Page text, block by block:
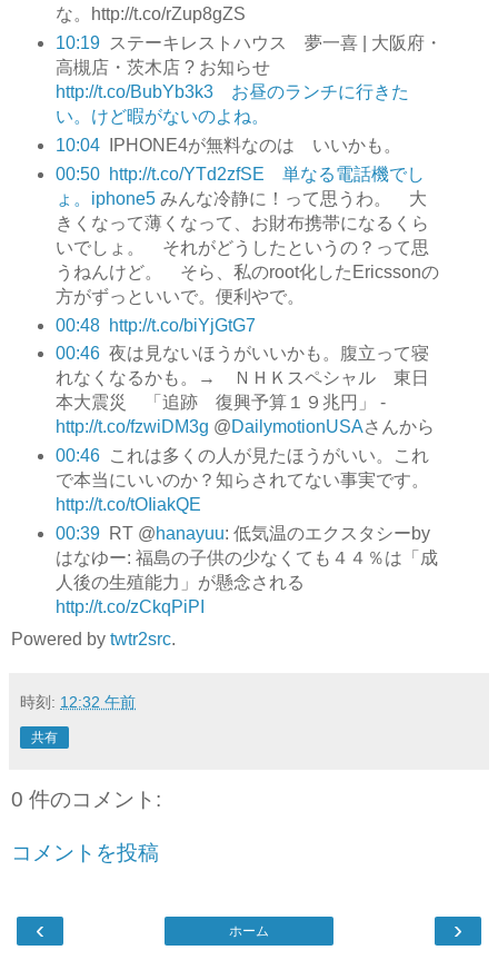
な。http://t.co/rZup8gZS
10:19
ステーキレストハウス 夢一喜 | 大阪府・
高槻店・茨木店 ? お知らせ
http://t.co/BubYb3k3 お昼のランチに行きた
い。けど暇がないのよね。
10:04
IPHONE4が無料なのは いいかも。
00:50
http://t.co/YTd2zfSE 単なる電話機でし
ょ。iphone5みんな冷静に！って思うわ。 大
きくなって薄くなって、お財布携帯になるくら
いでしょ。 それがどうしたというの？って思
うねんけど。 そら、私のroot化したEricssonの
方がずっといいで。便利やで。
00:48
http://t.co/biYjGtG7
00:46 夜は見ないほうがいいかも。腹立って寝
れなくなるかも。→ ＮＨＫスペシャル 東日
本大震災 「追跡 復興予算１９兆円」 -
http://t.co/fzwiDM3g @DailymotionUSAさんから
00:46
これは多くの人が見たほうがいい。これ
で本当にいいのか？知らされてない事実です。
http://t.co/tOIiakQE
00:39
RT @hanayuu: 低気温のエクスタシーby
はなゆー: 福島の子供の少なくても４４％は「成
人後の生殖能力」が懸念される
http://t.co/zCkqPiPI
Powered by twtr2src.
時刻: 12:32 午前
共有
0 件のコメント:
コメントを投稿
‹ ›
ホーム